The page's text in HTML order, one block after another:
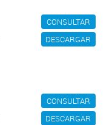
CONSULTAR
DESCARGAR
CONSULTAR
DESCARGAR